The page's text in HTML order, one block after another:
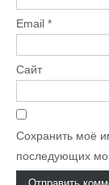
Email *
Сайт
Сохранить моё
последующих